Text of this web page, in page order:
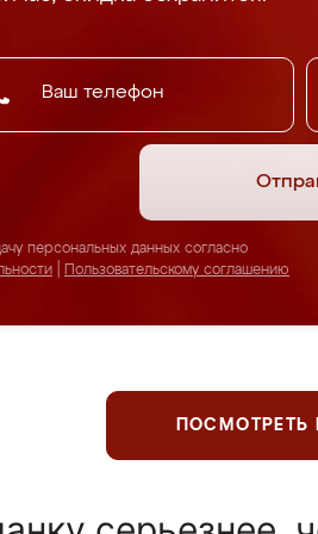
персональных данных согласно
Пользовательскому соглашению
ПОСМОТРЕТЬ